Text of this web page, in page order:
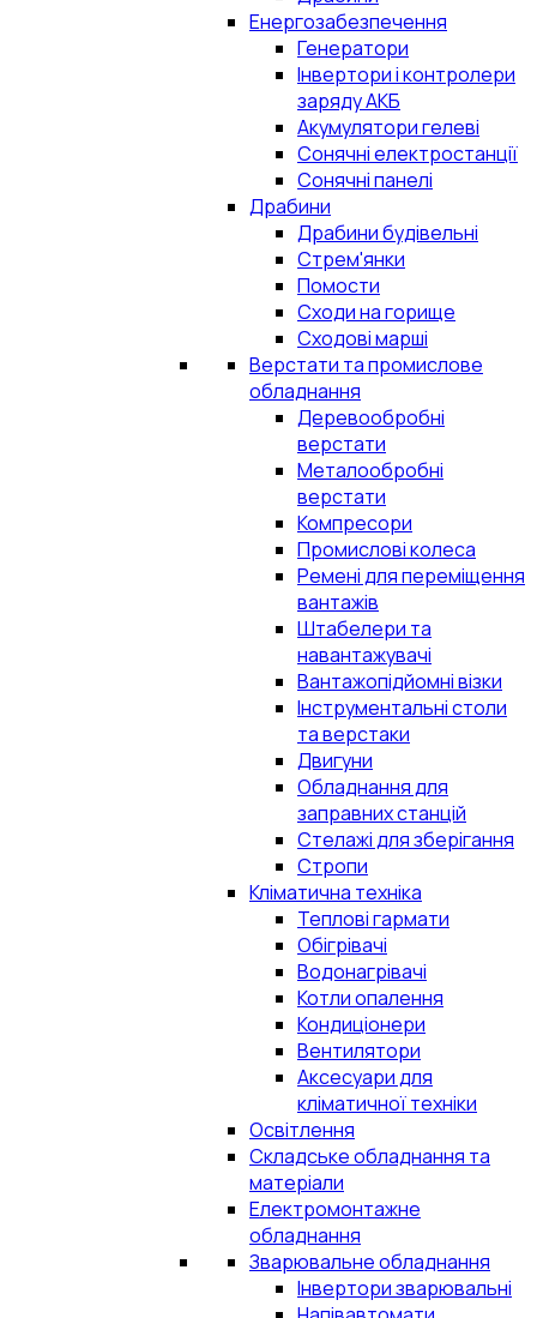
Енергозабезпечення
Генератори
Інвертори і контролери
заряду АКБ
Акумулятори гелеві
Сонячні електростанції
Сонячні панелі
Драбини
Драбини будівельні
Стрем'янки
Помости
Сходи на горище
Сходові марші
Верстати та промислове
обладнання
Деревообробні
верстати
Металообробні
верстати
Компресори
Промислові колеса
Ремені для переміщення
вантажів
Штабелери та
навантажувачі
Вантажопідйомні візки
Інструментальні столи
та верстаки
Двигуни
Обладнання для
заправних станцій
Стелажі для зберігання
Стропи
Кліматична техніка
Теплові гармати
Обігрівачі
Водонагрівачі
Котли опалення
Кондиціонери
Вентилятори
Аксесуари для
кліматичної техніки
Освітлення
Складське обладнання та
матеріали
Електромонтажне
обладнання
Зварювальне обладнання
Інвертори зварювальні